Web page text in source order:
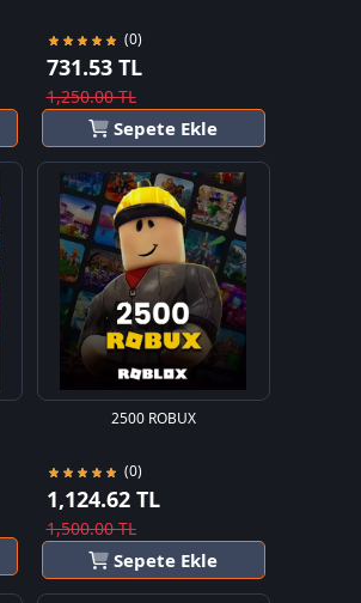
(0)
731.53 TL
1,250.00 TL
Sepete Ekle
2500 ROBUX
(0)
1,124.62 TL
1,500.00 TL
Sepete Ekle